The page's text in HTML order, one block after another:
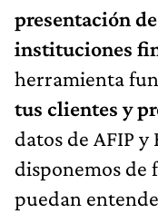
presentación
instituciones
herramienta
tus clientes y
datos de AFIP y
disponemos de
puedan